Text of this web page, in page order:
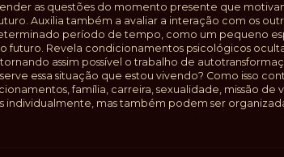
as questões do momento presente que
Auxilia também a avaliar a interação com os
período de tempo, como um pequeno
futuro. Revela condicionamentos psicológicos
assim possível o trabalho de
essa situação que estou vivendo? Como isso
família, carreira, sexualidade, missão de
individualmente, mas também podem ser